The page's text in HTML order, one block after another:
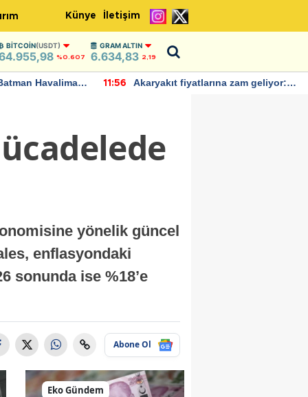
Künye İletişim
BITCOIN(USDT)
%0.607
GRAM ALTIN
6.634,83 2,19
Havalimanı
11:56
Akaryakıt fiyatlarına zam geliyor:
yönelik güncel
enflasyondaki
sonunda ise %18’e
Abone Ol
Eko Gündem